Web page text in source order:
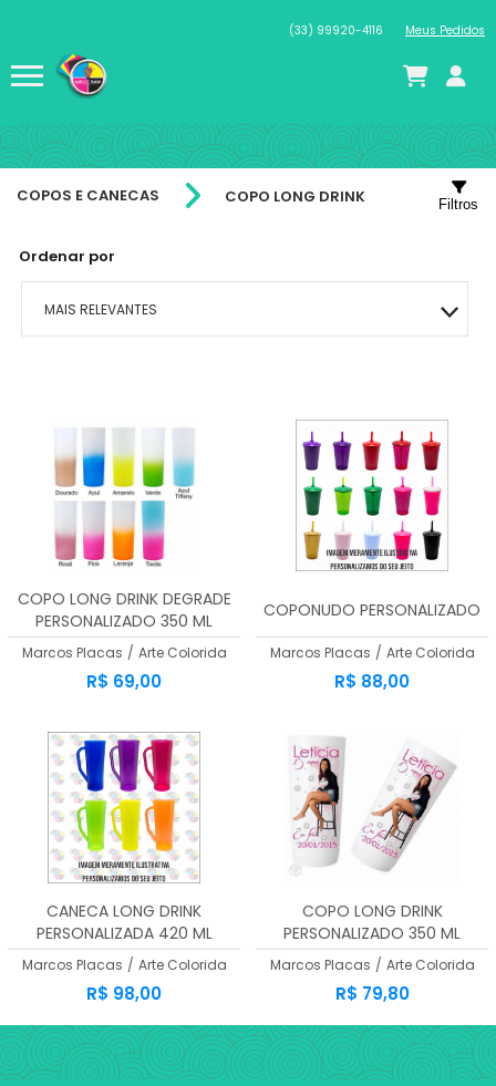
(33) 99920-4116 Meus Pedidos
COPOS E CANECAS COPO LONG DRINK
Ordenar por
MAIS RELEVANTES
MAIOR PREÇO
A - Z
Filtros
COPO LONG DRINK DEGRADE
PERSONALIZADO 350 ML
Marcos Placas / Arte Colorida
R$ 69,00
COPONUDO PERSONALIZADO
Marcos Placas / Arte Colorida
R$ 88,00
CANECA LONG DRINK
PERSONALIZADA 420 ML
Marcos Placas / Arte Colorida
R$ 98,00
COPO LONG DRINK
PERSONALIZADO 350 ML
Marcos Placas / Arte Colorida
R$ 79,80